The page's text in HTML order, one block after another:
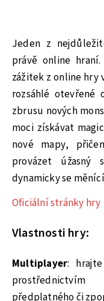
Jeden z
právě online
zážitek z online hry
rozsáhlé otevřené
zbrusu nových
moci získávat
nové mapy,
provázet
dynamicky se
Oficiální stránky hry
Vlastnosti hry:
Multiplayer:
předplatného či